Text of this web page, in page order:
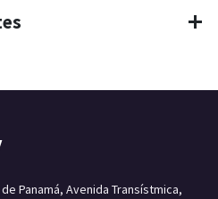
Panamá, Avenida Transístmica,